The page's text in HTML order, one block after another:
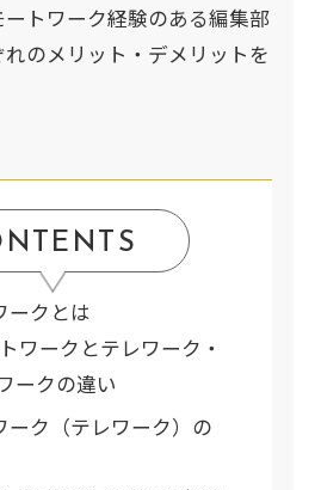
トワーク経験のある編集部
のメリット・デメリットを
ークとは
ワークとテレワーク・
ークの違い
ーク（テレワーク）の